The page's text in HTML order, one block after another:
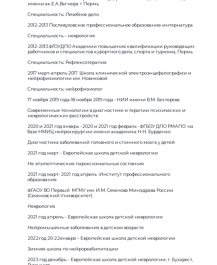
имени ак.Е.А.Вагнера > Пермь
Специальность: Лечебное дело
2012-2013 Послевузовское профессиональное образование-интернатура
Специальность – неврология
2012-2013 ФГОУДПО Академии повышения квалификации руководящих
работников и специалистов курортного дела, спорта и туризма, Пермь
Специальность: Рефлексотерапия
2017 март-апрель 2017 Школа клинической электроэнцефалографии и
нейрофизиологии им. Новиковой
Специальность: нейрофизиолог
17 ноября 2019 года-18 ноября 2019 года - НИИ имени В.М. Бехтерева
Современные технологии в диагностике и терапии психических и
неврологических расстройств
2020 и 2021 год январь - 2020 и 2021 год февраль - ФГБОУ ДПО РМАПО на
базе НМИЦ нейрохирургии имени академика Н.Н. Бурденко
Диагностика заболеваний головного и спинного мозга у детей
2021 год март – Европейская школа детской неврологии
Не эпилептические пароксизмальные состояния
2021 год март- 2021 год апрель -Институт профессионального
образования
ФГАОУ ВО Первый МГМУ им. И.М. Сеченова Минздрава России
(Сеченовский Университет)
Неврология
2021 год апрель – Европейская школа детской неврологии
Нейромышечные заболевания в детском возрасте
2022год 20-22января – Европейская школа детской неврологии
Зимняя школа по нейрореабилитации
2023 год декабрь – Европейская школа детской неврологии, г. Бухарест,